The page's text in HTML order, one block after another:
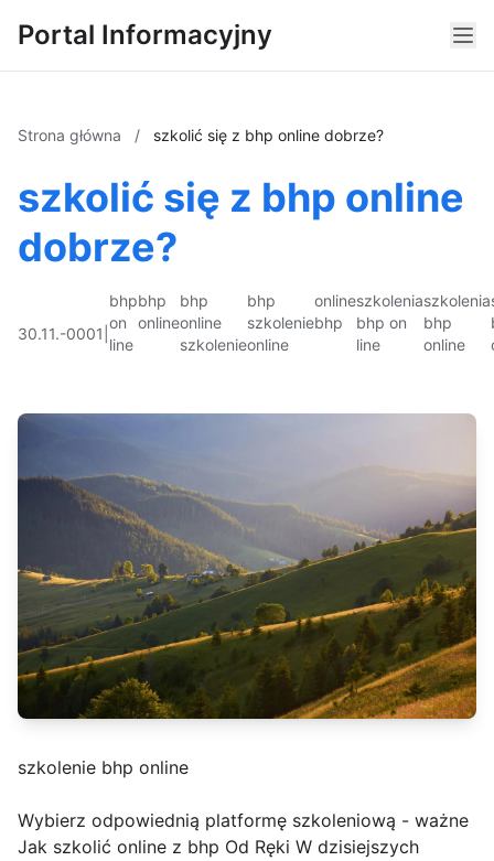
Portal Informacyjny
Strona główna / szkolić się z bhp online dobrze?
szkolić się z bhp online
dobrze?
30.11.-0001
bhp
on
line
bhp
online
bhp
online
szkolenie
bhp
szkolenie
online
online
bhp
szkolenia
bhp on
line
szkolenia
bhp
online
szkolenie bhp online
Wybierz odpowiednią platformę szkoleniową - ważne
Jak szkolić online z bhp Od Ręki W dzisiejszych